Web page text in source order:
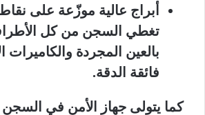
أبراج عالية موزّعة على
تغطي السجن من كل
بالعين المجردة والكاميرات
فائقة الدقة.
كما يتولى جهاز الأمن في